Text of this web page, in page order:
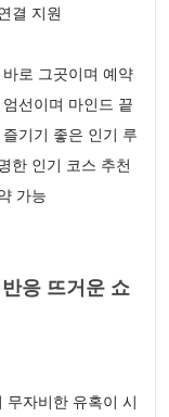
결 지원
로 그곳이며 예약
선이며 마인드 끝
기기 좋은 인기 루
한 인기 코스 추천
가능
응 뜨거운 쇼
무자비한 유혹이 시